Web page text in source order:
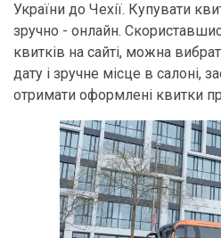
України до Чехії. Купувати
зручно - онлайн.
квитків на сайті, можна
дату і зручне місце в салоні,
отримати оформлені квитки